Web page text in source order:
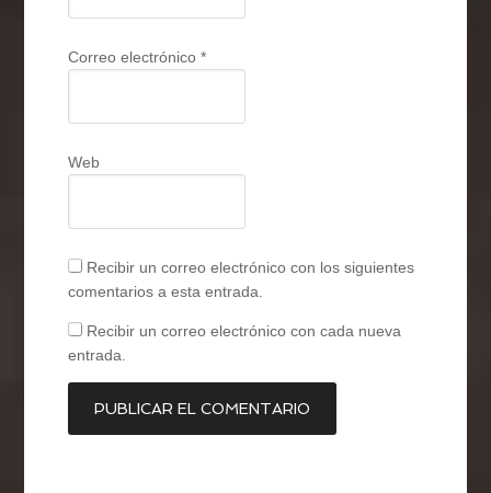
Correo electrónico*
Web
Recibir un correo electrónico con los siguientes
comentarios a esta entrada.
Recibir un correo electrónico con cada nueva
entrada.